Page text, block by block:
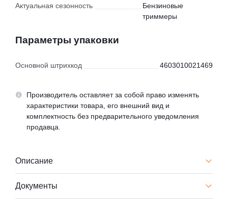
Актуальная сезонность
Бензиновые
триммеры
Параметры упаковки
Основной штрихкод 4603010021469
Производитель оставляет за собой право изменять
характеристики товара, его внешний вид и
комплектность без предварительного уведомления
продавца.
Описание
Документы